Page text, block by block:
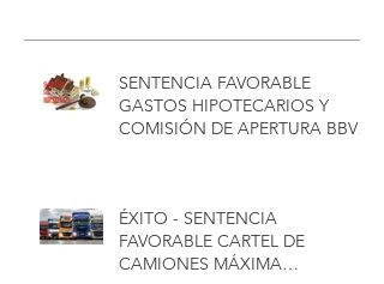
SENTENCIA FAVORABLE
GASTOS HIPOTECARIOS Y
COMISIÓN DE APERTURA BBVA
ÉXITO - SENTENCIA
FAVORABLE CARTEL DE
CAMIONES MÁXIMA